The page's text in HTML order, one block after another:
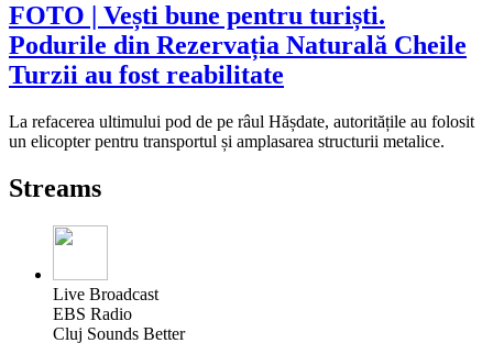
FOTO | Vești bune pentru turiști.
Podurile din Rezervația Naturală Cheile
Turzii au fost reabilitate
La refacerea ultimului pod de pe râul Hășdate, autoritățile au folosit
un elicopter pentru transportul și amplasarea structurii metalice.
Streams
Live Broadcast
EBS Radio
Cluj Sounds Better